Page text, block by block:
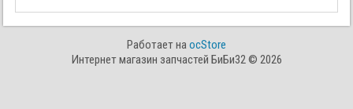
Работает наocStore
Интернет магазин запчастей БиБи32 © 2026